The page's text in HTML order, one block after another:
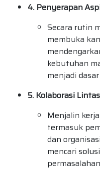
4. Penyerapan
Secara rutin
membuka
kebutuhan
menjadi
5. Kolaborasi
Menjalin
termasuk
dan
mencari